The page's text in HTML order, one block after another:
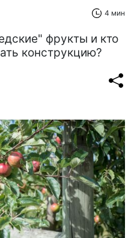
4 мин
фрукты и кто
конструкцию?